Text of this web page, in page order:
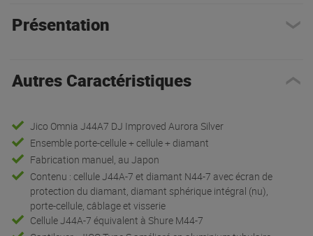
Présentation
Autres Caractéristiques
Jico Omnia J44A7 DJ Improved Aurora Silver
Ensemble porte-cellule + cellule + diamant
Fabrication manuel, au Japon
Contenu : cellule J44A-7 et diamant N44-7 avec écran de
protection du diamant, diamant sphérique intégral (nu),
porte-cellule, câblage et visserie
Cellule J44A-7 équivalent à Shure M44-7